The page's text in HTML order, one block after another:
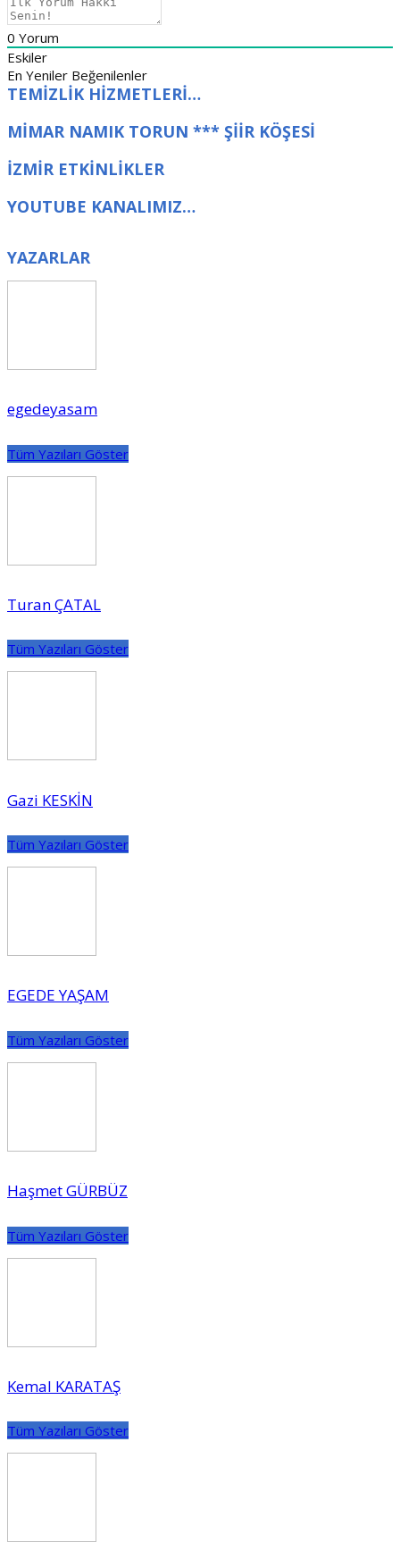
0 Yorum
Eskiler
En Yeniler Beğenilenler
TEMİZLİK HİZMETLERİ…
MİMAR NAMIK TORUN *** ŞİİR KÖŞESİ
İZMİR ETKİNLİKLER
YOUTUBE KANALIMIZ…
YAZARLAR
egedeyasam
Tüm Yazıları Göster
Turan ÇATAL
Tüm Yazıları Göster
Gazi KESKİN
Tüm Yazıları Göster
EGEDE YAŞAM
Tüm Yazıları Göster
Haşmet GÜRBÜZ
Tüm Yazıları Göster
Kemal KARATAŞ
Tüm Yazıları Göster